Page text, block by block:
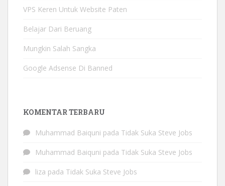
VPS Keren Untuk Website Paten
Belajar Dari Beruang
Mungkin Salah Sangka
Google Adsense Di Banned
KOMENTAR TERBARU
Muhammad Baiquni pada Tidak Suka Steve Jobs
Muhammad Baiquni pada Tidak Suka Steve Jobs
liza pada Tidak Suka Steve Jobs